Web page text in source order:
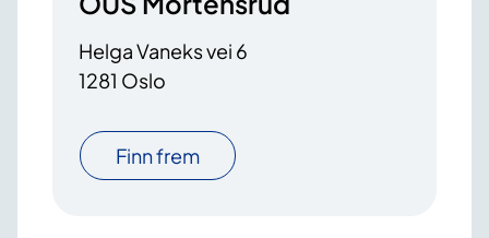
Helga Vaneks vei 6
1281 Oslo
Finn frem